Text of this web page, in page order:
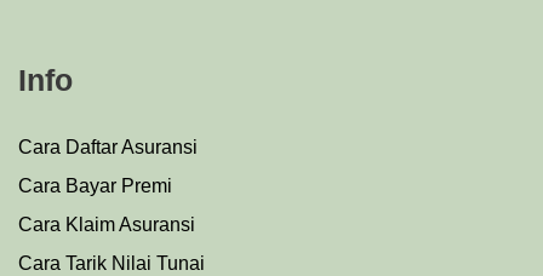
Info
Cara Daftar Asuransi
Cara Bayar Premi
Cara Klaim Asuransi
Cara Tarik Nilai Tunai